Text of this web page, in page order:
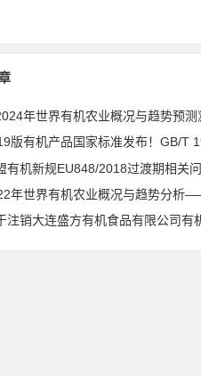
年世界有机农业概况与趋势预测》全球首发 – 中国有机市
版有机产品国家标准发布！GB/T
有机新规EU848/2018过渡期相关
世界有机农业概况与趋势分析——全球有机农地现状与有机
注销大连盛方有机食品有限公司有机产品认